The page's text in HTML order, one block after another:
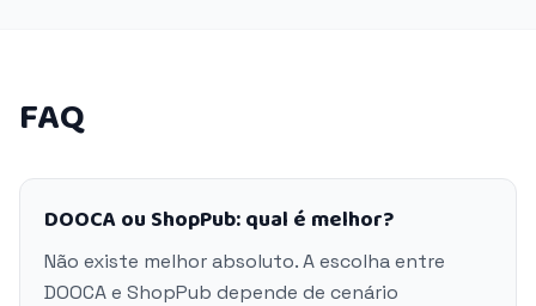
FAQ
DOOCA ou ShopPub: qual é melhor?
Não existe melhor absoluto. A escolha entre
DOOCA e ShopPub depende de cenário